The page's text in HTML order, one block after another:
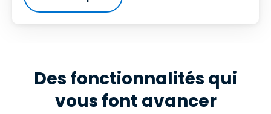
Des fonctionnalités qui
vous font avancer